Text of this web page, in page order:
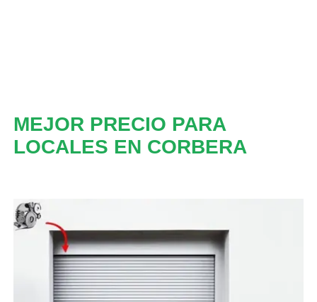
MEJOR PRECIO PARA
LOCALES EN CORBERA